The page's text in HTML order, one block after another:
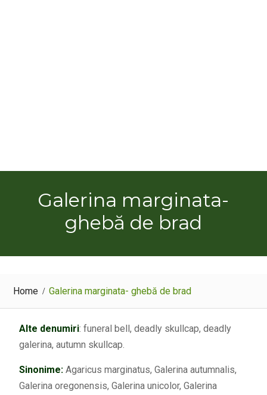
Galerina marginata-
ghebă de brad
Home Galerina marginata- ghebă de brad
Alte denumiri: funeral bell, deadly skullcap, deadly
galerina, autumn skullcap.
Sinonime:Agaricus marginatus, Galerina autumnalis,
Galerina oregonensis, Galerina unicolor, Galerina